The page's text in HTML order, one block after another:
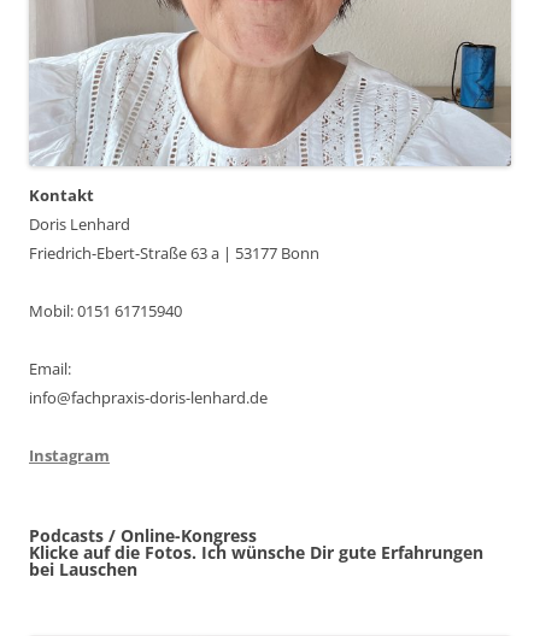
Kontakt
Doris Lenhard
Friedrich-Ebert-Straße 63 a | 53177 Bonn
Mobil: 0151 61715940
Email:
info@fachpraxis-doris-lenhard.de
Instagram
Podcasts / Online-Kongress
Klicke auf die Fotos. Ich wünsche Dir gute Erfahrungen
bei Lauschen